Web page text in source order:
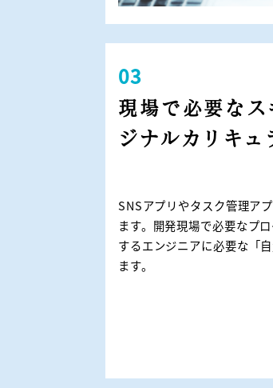
03
現場で必要なス
ジナルカリキュ
SNSアプリやタスク管理ア
ます。開発現場で必要なプ
するエンジニアに必要な「
ます。